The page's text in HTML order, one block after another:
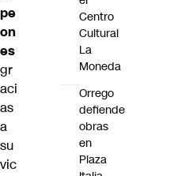
pe
on
es
gr
aci
as
a
su
vic
Centro
Cultural
La
Moneda
Orrego
defiende
obras
en
Plaza